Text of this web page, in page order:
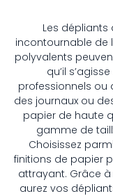
Les dépliants
incontournable de
polyvalents
qu’il
professionnels ou
des journaux ou
papier de haute
gamme de
Choisissez
finitions de papier
attrayant. Grâce
aurez vos